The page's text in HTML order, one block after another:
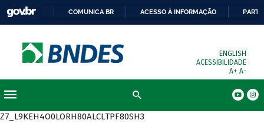
COMUNICA BR ACESSO À INFORMAÇÃO
ENGLISH
ACESSIBILIDADE
A+ A-
Z7_L9KEH4O0LORH80ALCLTPF80SH3